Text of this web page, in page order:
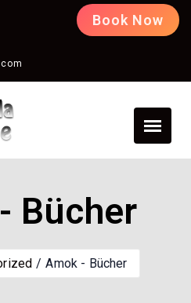
Book Now
Bücher
Amok - Bücher